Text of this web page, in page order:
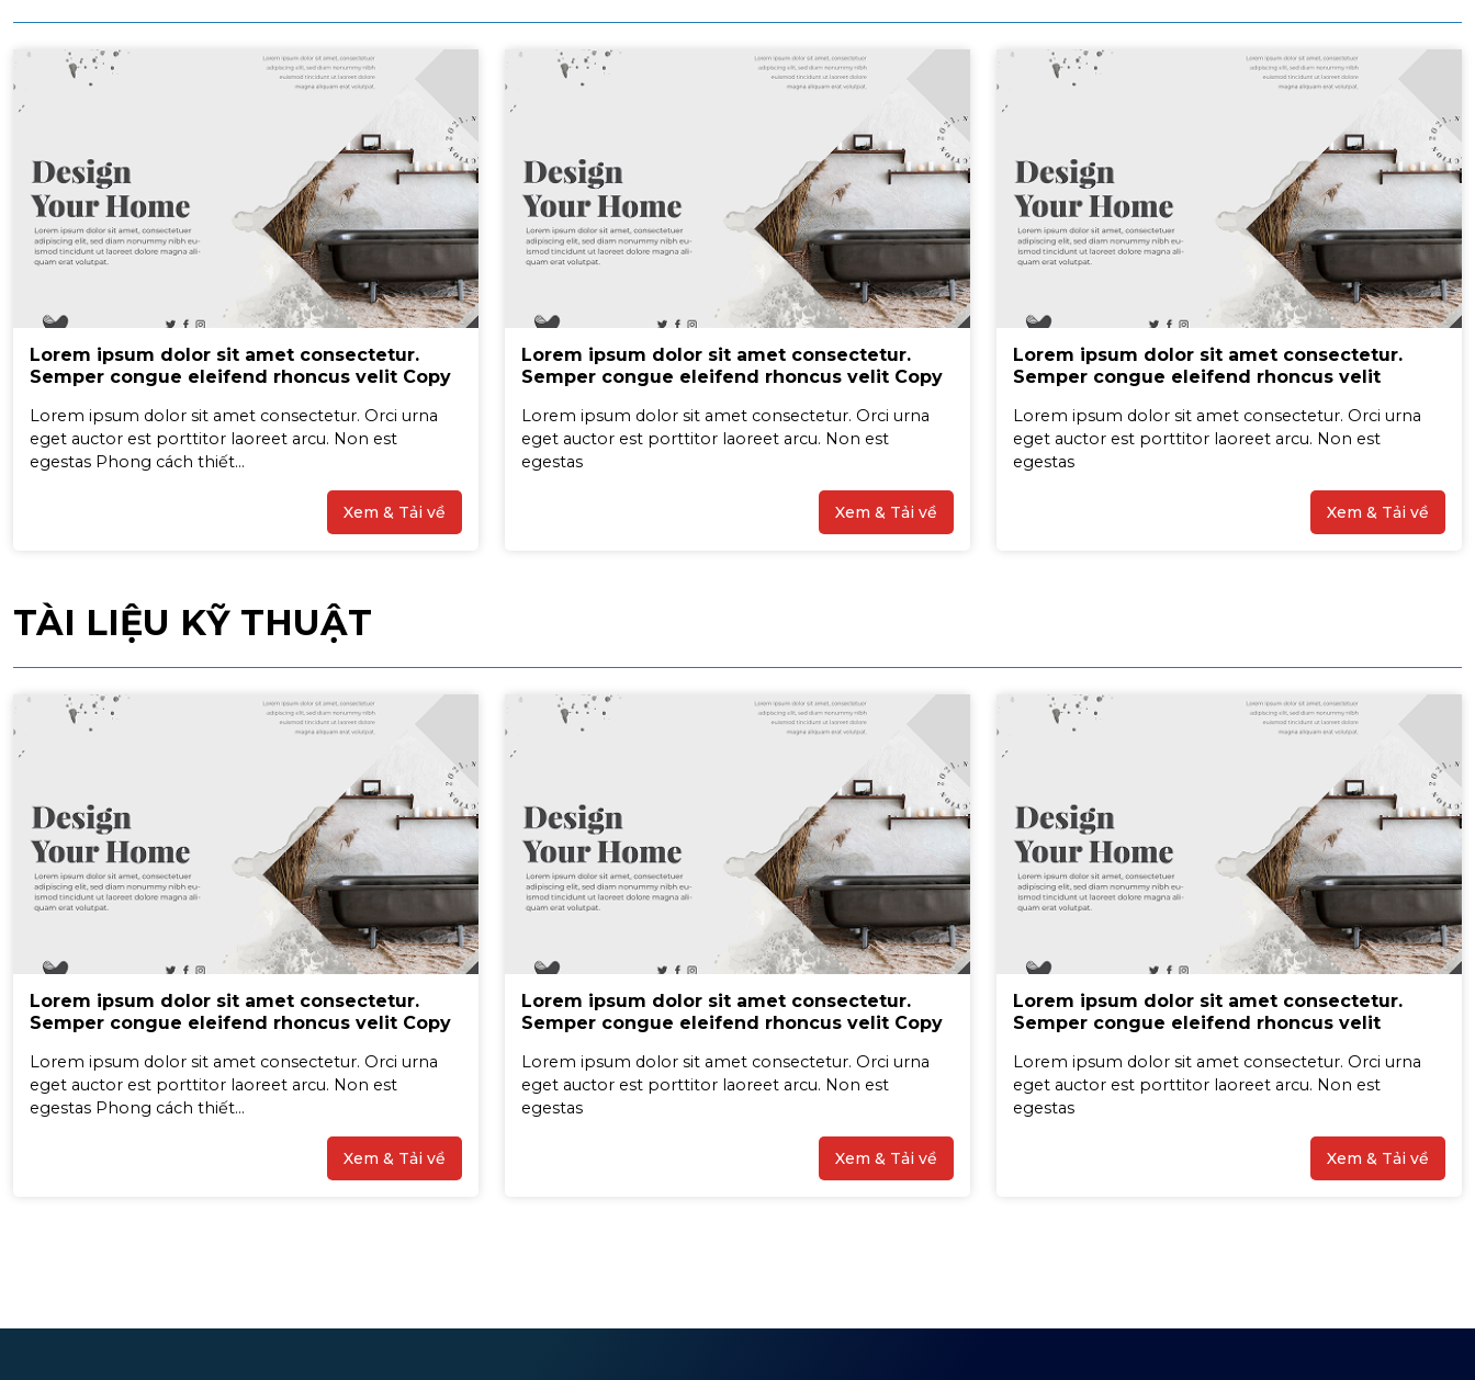
Lorem ipsum dolor sit amet consectetur.
Semper congue eleifend rhoncus velit Copy
Lorem ipsum dolor sit amet consectetur. Orci urna
eget auctor est porttitor laoreet arcu. Non est
egestas Phong cách thiết...
Xem & Tải về
Lorem ipsum dolor sit amet consectetur.
Semper congue eleifend rhoncus velit Copy
Lorem ipsum dolor sit amet consectetur. Orci urna
eget auctor est porttitor laoreet arcu. Non est
egestas
Xem & Tải về
Lorem ipsum dolor sit amet consectetur.
Semper congue eleifend rhoncus velit
Lorem ipsum dolor sit amet consectetur. Orci urna
eget auctor est porttitor laoreet arcu. Non est
egestas
Xem & Tải về
TÀI LIỆU KỸ THUẬT
Lorem ipsum dolor sit amet consectetur.
Semper congue eleifend rhoncus velit Copy
Lorem ipsum dolor sit amet consectetur. Orci urna
eget auctor est porttitor laoreet arcu. Non est
egestas Phong cách thiết...
Xem & Tải về
Lorem ipsum dolor sit amet consectetur.
Semper congue eleifend rhoncus velit Copy
Lorem ipsum dolor sit amet consectetur. Orci urna
eget auctor est porttitor laoreet arcu. Non est
egestas
Xem & Tải về
Lorem ipsum dolor sit amet consectetur.
Semper congue eleifend rhoncus velit
Lorem ipsum dolor sit amet consectetur. Orci urna
eget auctor est porttitor laoreet arcu. Non est
egestas
Xem & Tải về